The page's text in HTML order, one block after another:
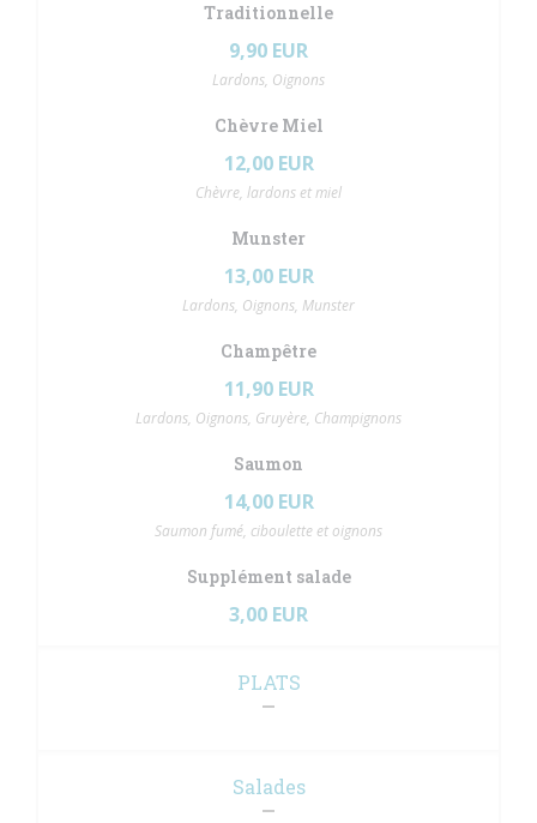
Traditionnelle
9,90 EUR
Lardons, Oignons
Chèvre Miel
12,00 EUR
Chèvre, lardons et miel
Munster
13,00 EUR
Lardons, Oignons, Munster
Champêtre
11,90 EUR
Lardons, Oignons, Gruyère, Champignons
Saumon
14,00 EUR
Saumon fumé, ciboulette et oignons
Supplément salade
3,00 EUR
PLATS
Salades